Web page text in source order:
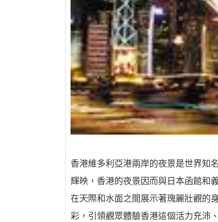
香港維多利亞港兩岸的夜景是世界知
輝映，香港的夜景因而與日本函館和
在天際和水面之間展示著瑰麗壯觀的
彩，引領觀眾體驗香港這個活力充沛